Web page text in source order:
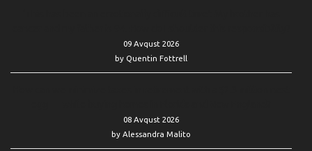
09 Avqust 2026
by Quentin Fottrell
08 Avqust 2026
by Alessandra Malito